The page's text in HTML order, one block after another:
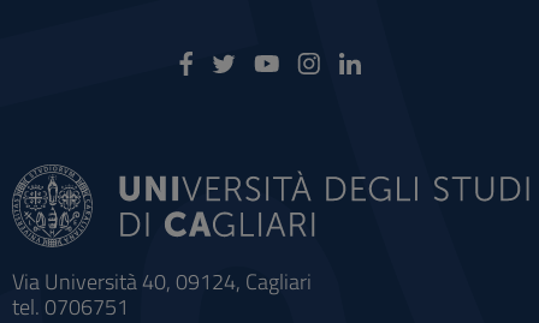
Via Università 40, 09124, Cagliari
tel. 0706751